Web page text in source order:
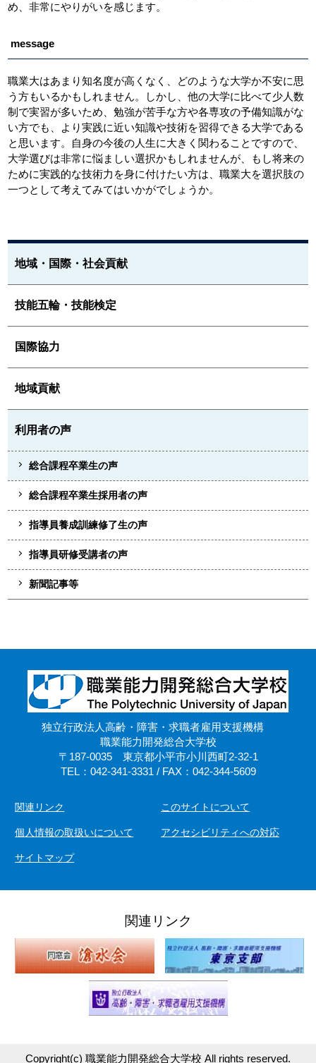
め、非常にやりがいを感じます。
message
職業大はあまり知名度が高くなく、どのような大学か不安に思
う方もいるかもしれません。しかし、他の大学に比べて少人数
制で実習が多いため、勉強が苦手な方や各専攻の予備知識がな
い方でも、より実践に近い知識や技術を習得できる大学である
と思います。自身の今後の人生に大きく関わることですので、
大学選びは非常に悩ましい選択かもしれませんが、もし将来の
ために実践的な技術力を身に付けたい方は、職業大を選択肢の
一つとして考えてみてはいかがでしょうか。
地域・国際・社会貢献
技能五輪・技能検定
国際協力
地域貢献
利用者の声
総合課程卒業生の声
総合課程卒業生採用者の声
指導員養成訓練修了生の声
指導員研修受講者の声
新聞記事等
独立行政法人高齢・障害・求職者雇用支援機構
職業能力開発総合大学校
〒187-0035 東京都小平市小川西町2-32-1
TEL：042-341-3331 / FAX：042-344-5609
関連リンク このサイトについて
個人情報の取扱いについて アクセシビリティへの対応
サイトマップ
関連リンク
Copyright(c) 職業能力開発総合大学校 All rights reserved.